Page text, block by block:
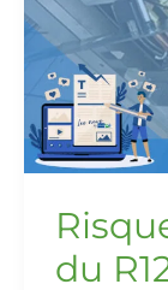
du
du
R1234yf